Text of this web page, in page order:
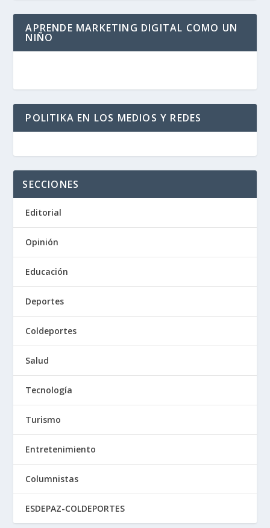
APRENDE MARKETING DIGITAL COMO UN
NIÑO
POLITIKA EN LOS MEDIOS Y REDES
SECCIONES
Editorial
Opinión
Educación
Deportes
Coldeportes
Salud
Tecnología
Turismo
Entretenimiento
Columnistas
ESDEPAZ-COLDEPORTES